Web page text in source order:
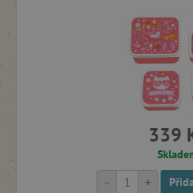
Pití a svačiny na výlety
Dětské batohy na výlety
339
+
-